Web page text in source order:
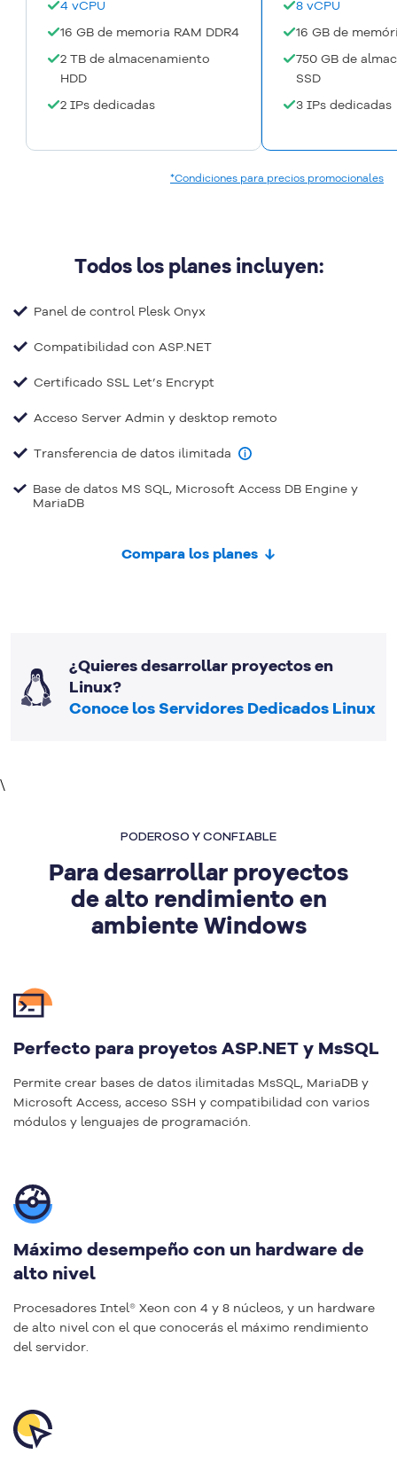
4 vCPU
16 GB de memoria RAM DDR4
2 TB de almacenamiento
HDD
2 IPs dedicadas
8 vCPU
16 GB de
750 GB de
SSD
3 IPs dedicadas
*Condiciones para precios promocionales
Todos los planes incluyen:
Panel de control Plesk Onyx
Compatibilidad con ASP.NET
Certificado SSL Let’s Encrypt
Acceso Server Admin y desktop remoto
Transferencia de datos ilimitada
Base de datos MS SQL, Microsoft Access DB Engine y
MariaDB
Compara los planes
¿Quieres desarrollar proyectos en
Linux?
Conoce los Servidores Dedicados Linux
\
PODEROSO Y CONFIABLE
Para desarrollar proyectos
de alto rendimiento en
ambiente Windows
Perfecto para proyetos ASP.NET y MsSQL
Permite crear bases de datos ilimitadas MsSQL, MariaDB y
Microsoft Access, acceso SSH y compatibilidad con varios
módulos y lenguajes de programación.
Máximo desempeño con un hardware de
alto nivel
Procesadores Intel® Xeon con 4 y 8 núcleos, y un hardware
de alto nivel con el que conocerás el máximo rendimiento
del servidor.